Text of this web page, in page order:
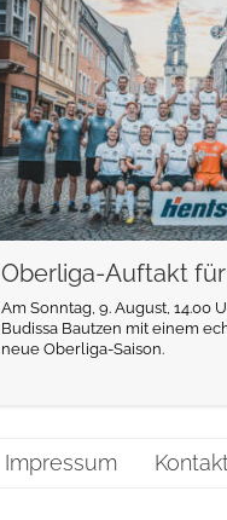
Oberliga-Auftakt
Am Sonntag, 9. August, 14.00
Budissa Bautzen mit einem
neue Oberliga-Saison.
Impressum Kontakt